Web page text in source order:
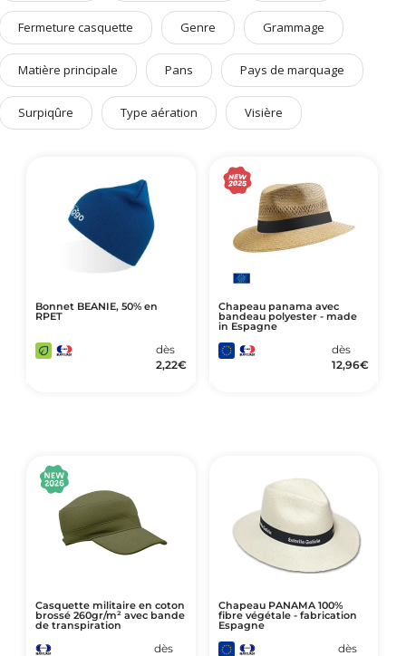
Art de Vivre à la Française
Plantes et Graines
Bien être & Sécurité
Sports, loisirs & jouets
Accessoires Auto & Vélo
Packaging sur-mesure
Temps Forts de l'Année
Evénement Entreprise
Fermeture casquette Genre Grammage
Matière principale Pans Pays de marquage
Surpiqûre Type aération Visière
Bonnet BEANIE, 50% en
RPET
dès
2,22€
Chapeau panama avec
bandeau polyester - made
in Espagne
dès
12,96€
Casquette militaire en coton
brossé 260gr/m² avec bande
de transpiration
dès
Chapeau PANAMA 100%
fibre végétale - fabrication
Espagne
dès